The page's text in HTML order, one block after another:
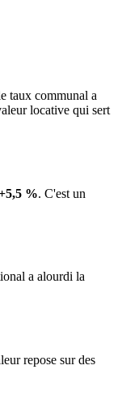
taux communal a
locative qui sert
%. C'est un
a alourdi la
repose sur des